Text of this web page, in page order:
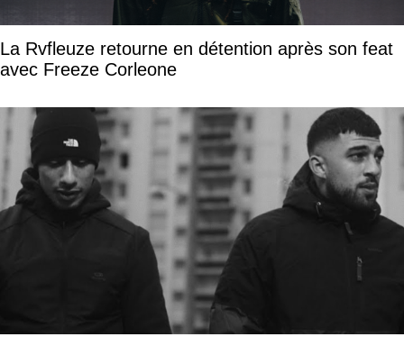
La Rvfleuze retourne en détention après son feat
avec Freeze Corleone